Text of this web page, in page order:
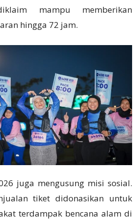
mampu memberikan
hingga 72 jam.
juga mengusung misi sosial.
tiket didonasikan untuk
terdampak bencana alam di